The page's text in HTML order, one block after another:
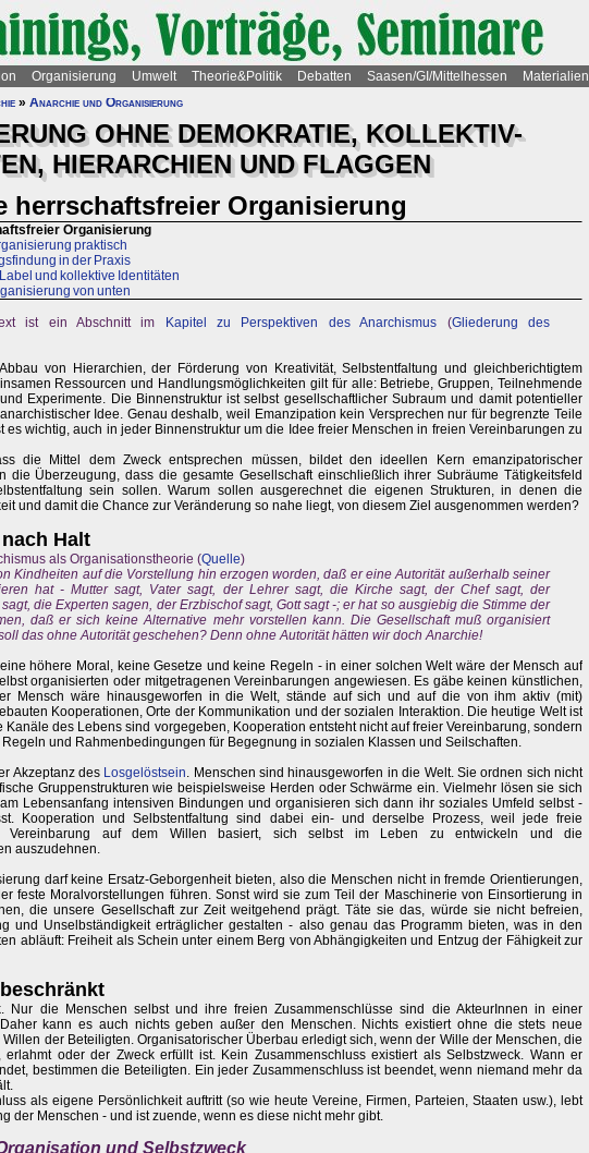
Organisierung Umwelt Theorie&Politik Debatten Saasen/GI/Mittelhessen Materialien
» Anarchie und Organisierung
OHNE DEMOKRATIE, KOLLEKTIV-
HIERARCHIEN UND FLAGGEN
herrschaftsfreier Organisierung
Organisierung
praktisch
in der Praxis
und kollektive Identitäten
von unten
ist ein Abschnitt im Kapitel zu Perspektiven des Anarchismus (Gliederung des
von Hierarchien, der Förderung von Kreativität, Selbstentfaltung und gleichberichtigtem
Ressourcen und Handlungsmöglichkeiten gilt für alle: Betriebe, Gruppen, Teilnehmende
Experimente. Die Binnenstruktur ist selbst gesellschaftlicher Subraum und damit potentieller
Idee. Genau deshalb, weil Emanzipation kein Versprechen nur für begrenzte Teile
es wichtig, auch in jeder Binnenstruktur um die Idee freier Menschen in freien Vereinbarungen zu
die Mittel dem Zweck entsprechen müssen, bildet den ideellen Kern emanzipatorischer
die Überzeugung, dass die gesamte Gesellschaft einschließlich ihrer Subräume Tätigkeitsfeld
sein sollen. Warum sollen ausgerechnet die eigenen Strukturen, in denen die
und damit die Chance zur Veränderung so nahe liegt, von diesem Ziel ausgenommen werden?
Halt
als Organisationstheorie (Quelle)
Kindheiten auf die Vorstellung hin erzogen worden, daß er eine Autorität außerhalb seiner
hat - Mutter sagt, Vater sagt, der Lehrer sagt, die Kirche sagt, der Chef sagt, der
die Experten sagen, der Erzbischof sagt, Gott sagt -; er hat so ausgiebig die Stimme der
daß er sich keine Alternative mehr vorstellen kann. Die Gesellschaft muß organisiert
das ohne Autorität geschehen? Denn ohne Autorität hätten wir doch Anarchie!
höhere Moral, keine Gesetze und keine Regeln - in einer solchen Welt wäre der Mensch auf
organisierten oder mitgetragenen Vereinbarungen angewiesen. Es gäbe keinen künstlichen,
Mensch wäre hinausgeworfen in die Welt, stände auf sich und auf die von ihm aktiv (mit)
Kooperationen, Orte der Kommunikation und der sozialen Interaktion. Die heutige Welt ist
Kanäle des Lebens sind vorgegeben, Kooperation entsteht nicht auf freier Vereinbarung, sondern
und Rahmenbedingungen für Begegnung in sozialen Klassen und Seilschaften.
Akzeptanz des Losgelöstsein. Menschen sind hinausgeworfen in die Welt. Sie ordnen sich nicht
Gruppenstrukturen wie beispielsweise Herden oder Schwärme ein. Vielmehr lösen sie sich
Lebensanfang intensiven Bindungen und organisieren sich dann ihr soziales Umfeld selbst -
Kooperation und Selbstentfaltung sind dabei ein- und derselbe Prozess, weil jede freie
Vereinbarung auf dem Willen basiert, sich selbst im Leben zu entwickeln und die
auszudehnen.
darf keine Ersatz-Geborgenheit bieten, also die Menschen nicht in fremde Orientierungen,
feste Moralvorstellungen führen. Sonst wird sie zum Teil der Maschinerie von Einsortierung in
die unsere Gesellschaft zur Zeit weitgehend prägt. Täte sie das, würde sie nicht befreien,
und Unselbständigkeit erträglicher gestalten - also genau das Programm bieten, was in den
abläuft: Freiheit als Schein unter einem Berg von Abhängigkeiten und Entzug der Fähigkeit zur
Nur die Menschen selbst und ihre freien Zusammenschlüsse sind die AkteurInnen in einer
kann es auch nichts geben außer den Menschen. Nichts existiert ohne die stets neue
der Beteiligten. Organisatorischer Überbau erledigt sich, wenn der Wille der Menschen, die
erlahmt oder der Zweck erfüllt ist. Kein Zusammenschluss existiert als Selbstzweck. Wann er
bestimmen die Beteiligten. Ein jeder Zusammenschluss ist beendet, wenn niemand mehr da
als eigene Persönlichkeit auftritt (so wie heute Vereine, Firmen, Parteien, Staaten usw.), lebt
der Menschen - und ist zuende, wenn es diese nicht mehr gibt.
und Selbstzweck